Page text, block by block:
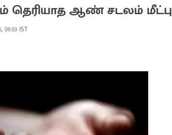
தெரியாத ஆண் சடலம் மீட்பு
09:03 IST